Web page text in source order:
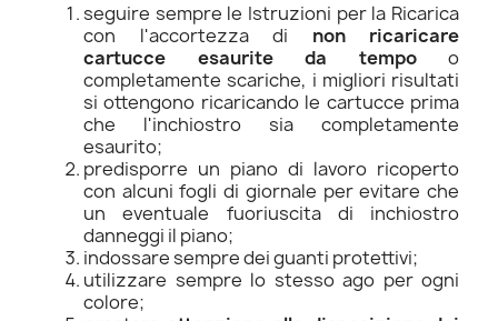
seguire sempre le Istruzioni per la Ricarica
con l'accortezza di non ricaricare
cartucce esaurite da tempoo
completamente scariche, i migliori risultati
si ottengono ricaricando le cartucce prima
che l'inchiostro sia completamente
esaurito;
predisporre un piano di lavoro ricoperto
con alcuni fogli di giornale per evitare che
un eventuale fuoriuscita di inchiostro
danneggi il piano;
indossare sempre dei guanti protettivi;
utilizzare sempre lo stesso ago per ogni
colore;